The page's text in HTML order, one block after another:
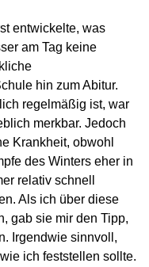
entwickelte, was
am Tag keine
hin zum Abitur.
regelmäßig ist, war
merkbar. Jedoch
Krankheit, obwohl
des Winters eher in
relativ schnell
Als ich über diese
gab sie mir den Tipp,
Irgendwie sinnvoll,
ich feststellen sollte.